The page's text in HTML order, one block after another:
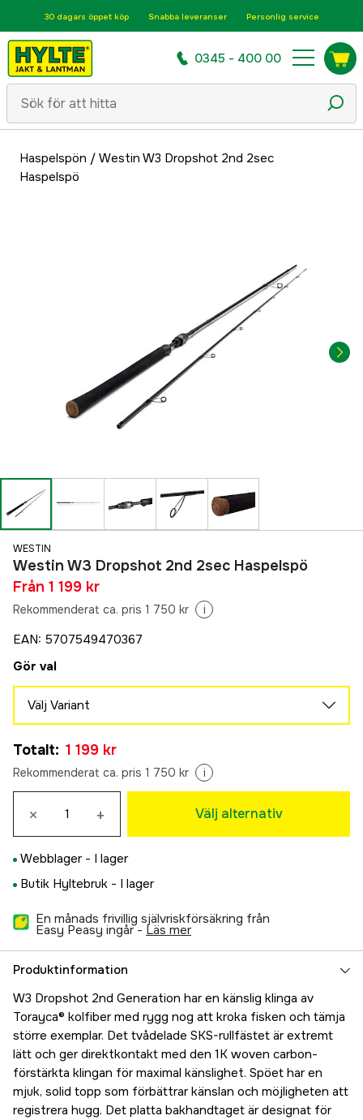
30 dagars öppet köp Snabba leveranser Personlig service
0345 - 400 00
Haspelspön / Westin W3 Dropshot 2nd 2sec
Haspelspö
WESTIN
Westin W3 Dropshot 2nd 2sec Haspelspö
Från 1 199 kr
Rekommenderat ca. pris 1 750 kr i
EAN: 5707549470367
Gör val
Välj Variant
1 199 kr
Totalt: 1 199 kr
Rekommenderat ca. pris 1 750 kr i
× + Välj alternativ
Webblager - I lager
Butik Hyltebruk - I lager
En månads frivillig självriskförsäkring från
Easy Peasy ingår - läs mer
Produktinformation
W3 Dropshot 2nd Generation har en känslig klinga av
Torayca® kolfiber med rygg nog att kroka fisken och tämja
större exemplar. Det tvådelade SKS-rullfästet är extremt
lätt och ger direktkontakt med den 1K woven carbon-
förstärkta klingan för maximal känslighet. Spöet har en
mjuk, solid topp som förbättrar känslan och möjligheten att
registrera hugg. Det platta bakhandtaget är designat för